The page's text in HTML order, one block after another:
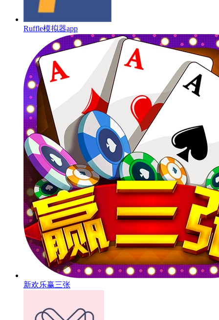
Ruffle模拟器app
新欢乐赢三张